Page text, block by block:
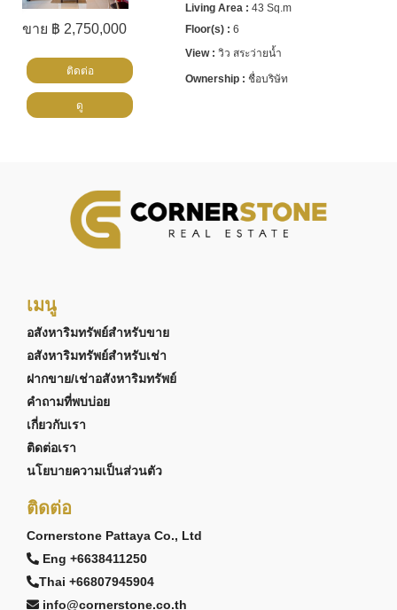
ขาย ฿ 2,750,000
43 Sq.m
6
วิว สระว่ายน้ำ
ชื่อบริษัท
ติดต่อ
ดู
เมนู
อสังหาริมทรัพย์สำหรับขาย
อสังหาริมทรัพย์สำหรับเช่า
ฝากขาย/เช่าอสังหาริมทรัพย์
คำถามที่พบบ่อย
เกี่ยวกับเรา
ติดต่อเรา
นโยบายความเป็นส่วนตัว
ติดต่อ
Cornerstone Pattaya Co., Ltd
Eng +6638411250
Thai +66807945904
info@cornerstone.co.th